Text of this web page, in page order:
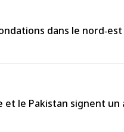
dans le
et le Pakistan signent